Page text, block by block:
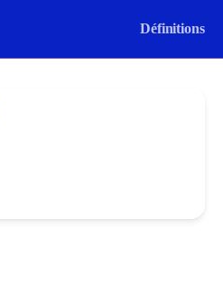
Définitions